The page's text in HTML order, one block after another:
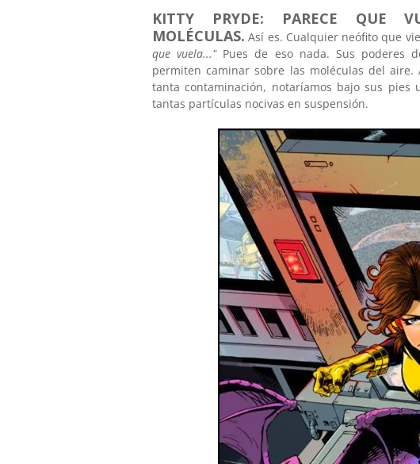
KITTY PRYDE: PARECE QUE
MOLÉCULAS. Así es. Cualquier neófito que
que vuela..."Pues de eso nada. Sus poderes
permiten caminar sobre las moléculas del
tanta contaminación, notaríamos bajo sus pies
tantas partículas nocivas en suspensión.